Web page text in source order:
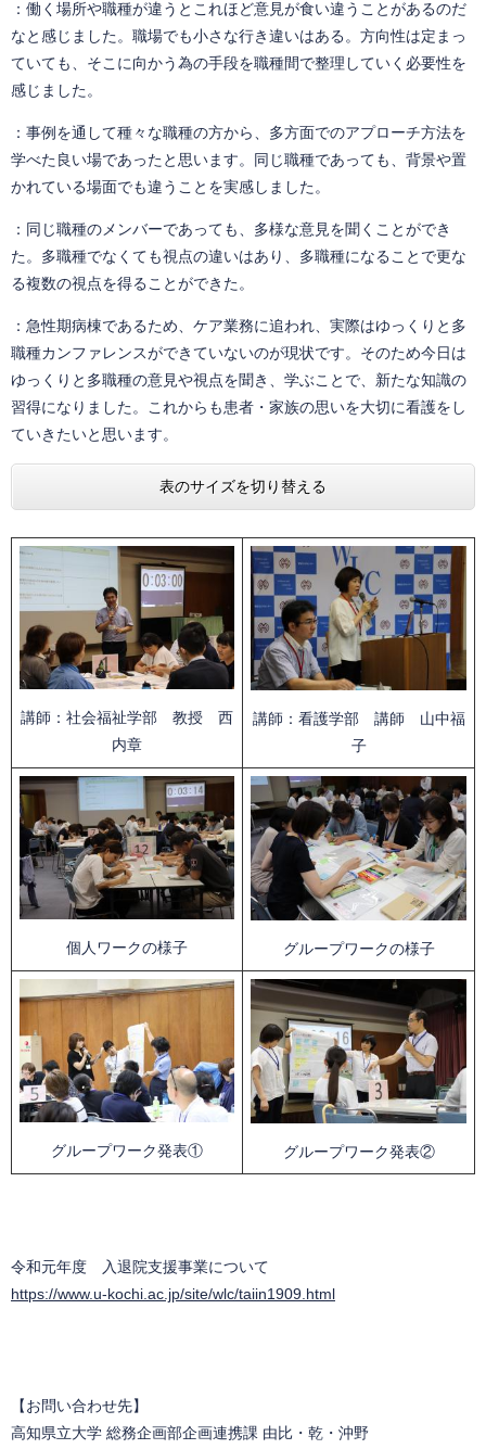
：働く場所や職種が違うとこれほど意見が食い違うことがあるのだ
なと感じました。職場でも小さな行き違いはある。方向性は定まっ
ていても、そこに向かう為の手段を職種間で整理していく必要性を
感じました。
：事例を通して種々な職種の方から、多方面でのアプローチ方法を
学べた良い場であったと思います。同じ職種であっても、背景や置
かれている場面でも違うことを実感しました。
：同じ職種のメンバーであっても、多様な意見を聞くことができ
た。多職種でなくても視点の違いはあり、多職種になることで更な
る複数の視点を得ることができた。
：急性期病棟であるため、ケア業務に追われ、実際はゆっくりと多
職種カンファレンスができていないのが現状です。そのため今日は
ゆっくりと多職種の意見や視点を聞き、学ぶことで、新たな知識の
習得になりました。これからも患者・家族の思いを大切に看護をし
ていきたいと思います。
表のサイズを切り替える
講師：社会福祉学部 教授 西
内章
講師：看護学部 講師 山中福
子
個人ワークの様子 グループワークの様子
グループワーク発表① グループワーク発表②
令和元年度 入退院支援事業について
https://www.u-kochi.ac.jp/site/wlc/taiin1909.html
【お問い合わせ先】
高知県立大学 総務企画部企画連携課 由比・乾・沖野